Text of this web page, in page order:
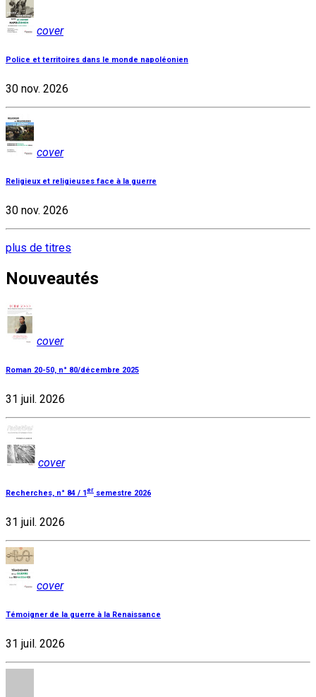
cover
Police et territoires dans le monde napoléonien
30 nov. 2026
cover
Religieux et religieuses face à la guerre
30 nov. 2026
plus de titres
Nouveautés
cover
Roman 20-50, n° 80/décembre 2025
31 juil. 2026
cover
Recherches, n° 84 / 1 er semestre 2026
31 juil. 2026
cover
Témoigner de la guerre à la Renaissance
31 juil. 2026